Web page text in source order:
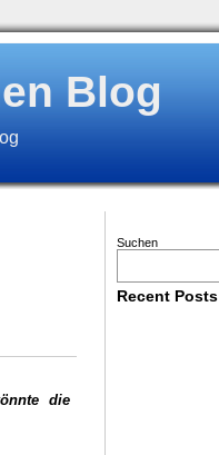
Blog
die
Suchen
Recent Posts